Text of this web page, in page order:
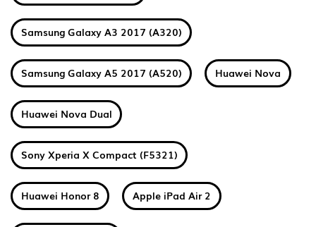
Samsung Galaxy A3 2017 (A320)
Samsung Galaxy A5 2017 (A520) Huawei Nova
Huawei Nova Dual
Sony Xperia X Compact (F5321)
Huawei Honor 8 Apple iPad Air 2